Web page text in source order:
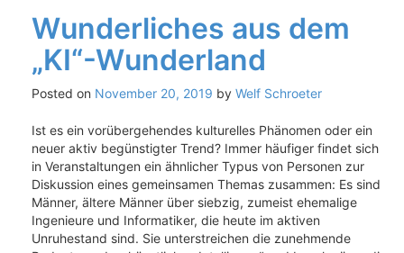
i
n
Wunderliches aus dem
„KI“-Wunderland
Posted on November 20, 2019 by Welf Schroeter
Ist es ein vorübergehendes kulturelles Phänomen oder ein
neuer aktiv begünstigter Trend? Immer häufiger findet sich
in Veranstaltungen ein ähnlicher Typus von Personen zur
Diskussion eines gemeinsamen Themas zusammen: Es sind
Männer, ältere Männer über siebzig, zumeist ehemalige
Ingenieure und Informatiker, die heute im aktiven
Unruhestand sind. Sie unterstreichen die zunehmende